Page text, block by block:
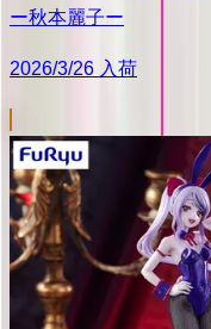
ー秋本麗子ー
2026/3/26 入荷